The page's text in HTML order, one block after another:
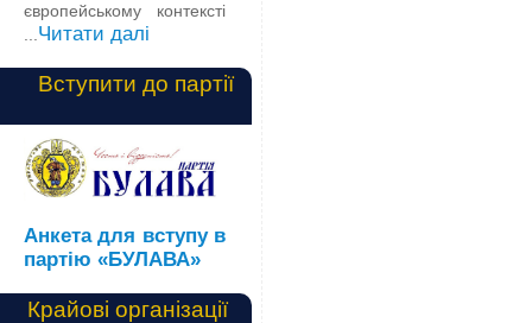
європейському контексті
...Читати далі
Вступити до партії
Анкета для вступу в
партію «БУЛАВА»
Крайові організації